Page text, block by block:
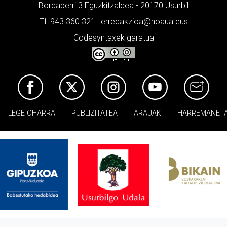
Bordaberri 3 Eguzkitzaldea - 20170 Usurbil
Tf: 943 360 321 | erredakzioa@noaua.eus
Codesyntaxek garatua
LEGE OHARRA PUBLIZITATEA ARAUAK